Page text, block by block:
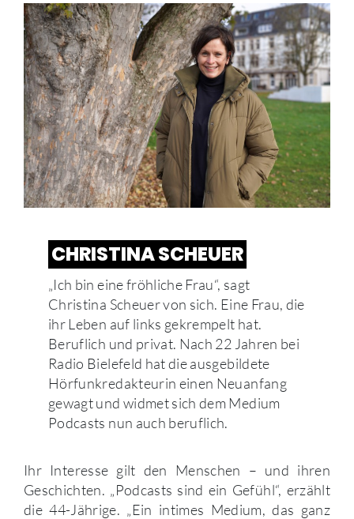
CHRISTINA SCHEUER
„Ich bin eine fröhliche Frau“, sagt
Christina Scheuer von sich. Eine Frau, die
ihr Leben auf links gekrempelt hat.
Beruflich und privat. Nach 22 Jahren bei
Radio Bielefeld hat die ausgebildete
Hörfunkredakteurin einen Neuanfang
gewagt und widmet sich dem Medium
Podcasts nun auch beruflich.
Ihr Interesse gilt den Menschen – und ihren
Geschichten. „Podcasts sind ein Gefühl“, erzählt
die 44-Jährige. „Ein intimes Medium, das ganz